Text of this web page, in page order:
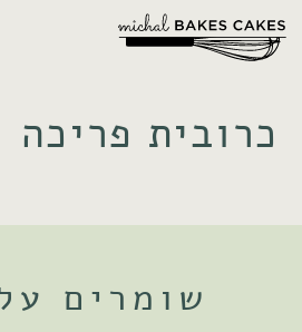
כרובית פריכה
שומרים